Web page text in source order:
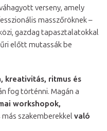
verseny, amely
masszőröknek –
gazdag tapasztalatokkal
előtt mutassák be
kreativitás, ritmus és
fog történni. Magán a
workshopok,
más szakemberekkel való